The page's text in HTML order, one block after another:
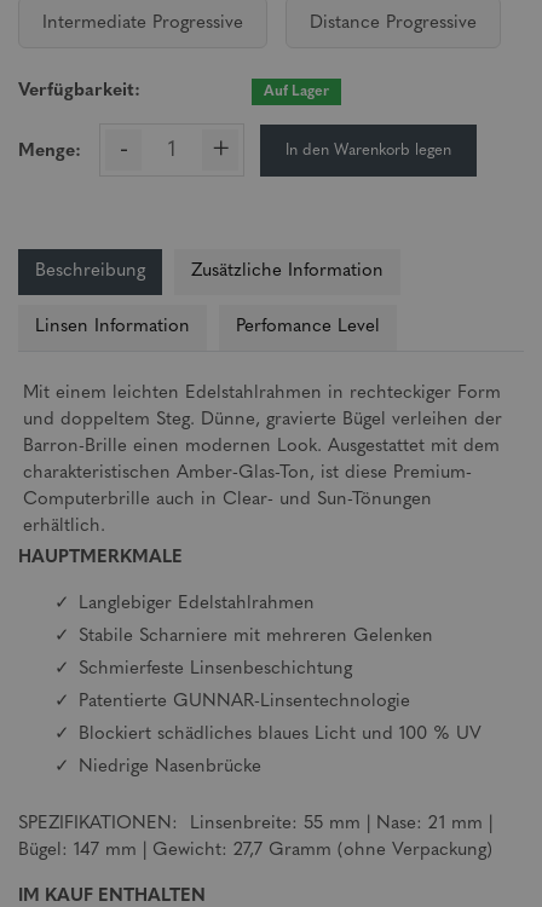
Intermediate Progressive Distance Progressive
Verfügbarkeit: Auf Lager
Menge: - + In den Warenkorb legen
Beschreibung Zusätzliche Information
Linsen Information Perfomance Level
Mit einem leichten Edelstahlrahmen in rechteckiger Form
und doppeltem Steg. Dünne, gravierte Bügel verleihen der
Barron-Brille einen modernen Look. Ausgestattet mit dem
charakteristischen Amber-Glas-Ton, ist diese Premium-
Computerbrille auch in Clear- und Sun-Tönungen
erhältlich.
HAUPTMERKMALE
Langlebiger Edelstahlrahmen
Stabile Scharniere mit mehreren Gelenken
Schmierfeste Linsenbeschichtung
Patentierte GUNNAR-Linsentechnologie
Blockiert schädliches blaues Licht und 100 % UV
Niedrige Nasenbrücke
SPEZIFIKATIONEN: Linsenbreite: 55 mm | Nase: 21 mm |
Bügel: 147 mm | Gewicht: 27,7 Gramm (ohne Verpackung)
IM KAUF ENTHALTEN